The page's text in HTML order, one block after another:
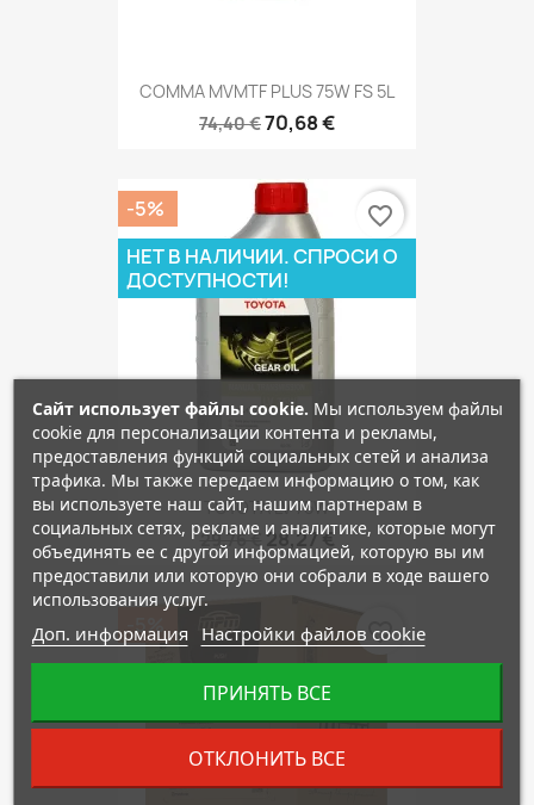
COMMA MVMTF PLUS 75W FS 5L
74,40 €70,68 €
TOYOTA LV 75W
29,76 €28,27 €
-5%
НЕТ В НАЛИЧИИ. СПРОСИ О
ДОСТУПНОСТИ!
favorite_border
-5% favorite_border
Сайт использует файлы cookie. Мы используем файлы
cookie для персонализации контента и рекламы,
предоставления функций социальных сетей и анализа
трафика. Мы также передаем информацию о том, как
вы используете наш сайт, нашим партнерам в
социальных сетях, рекламе и аналитике, которые могут
объединять ее с другой информацией, которую вы им
предоставили или которую они собрали в ходе вашего
использования услуг.
Доп. информация Настройки файлов cookie
ОТКЛОНИТЬ ВСЕ
ПРИНЯТЬ ВСЕ